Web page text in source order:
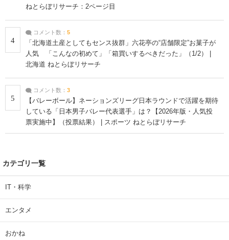
ねとらぼリサーチ：2ページ目
4
コメント数： 5
「北海道土産としてもセンス抜群」六花亭の“店舗限定”お菓子が
人気 「こんなの初めて」「箱買いするべきだった」（1/2） |
北海道 ねとらぼリサーチ
5
コメント数： 3
【バレーボール】ネーションズリーグ日本ラウンドで活躍を期待
している「日本男子バレー代表選手」は？【2026年版・人気投
票実施中】（投票結果） | スポーツ ねとらぼリサーチ
カテゴリ一覧
IT・科学
エンタメ
おかね